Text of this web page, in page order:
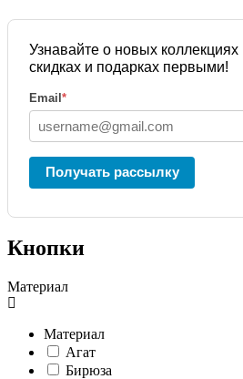
Узнавайте о новых
скидках и подарках первыми!
Email *
Получать рассылку
Кнопки
Материал
Материал
Агат
Бирюза